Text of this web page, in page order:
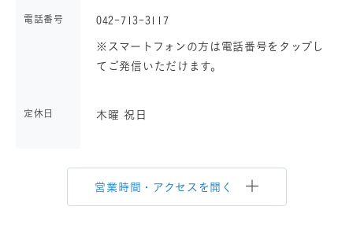
電話番号 042-713-3117
※スマートフォンの方は電話番号をタップし
てご発信いただけます。
定休日 木曜 祝日
営業時間・アクセスを開く